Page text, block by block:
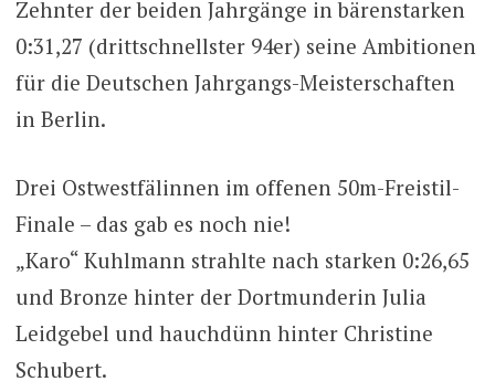
Zehnter der beiden Jahrgänge in bärenstarken
0:31,27 (drittschnellster 94er) seine Ambitionen
für die Deutschen Jahrgangs-Meisterschaften
in Berlin.
Drei Ostwestfälinnen im offenen 50m-Freistil-
Finale – das gab es noch nie!
„Karo“ Kuhlmann strahlte nach starken 0:26,65
und Bronze hinter der Dortmunderin Julia
Leidgebel und hauchdünn hinter Christine
Schubert.